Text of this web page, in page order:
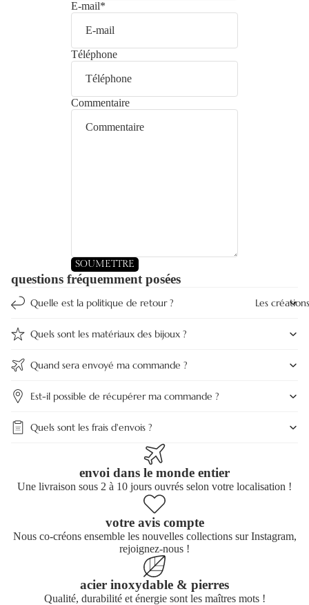
Les
E-mail*
Téléphone
Commentaire
SOUMETTRE
questions fréquemment posées
Quelle est la politique de retour ?
Quels sont les matériaux des bijoux ?
Quand sera envoyé ma commande ?
Est-il possible de récupérer ma commande ?
Quels sont les frais d'envois ?
envoi dans le monde entier
Une livraison sous 2 à 10 jours ouvrés selon votre localisation !
votre avis compte
Nous co-créons ensemble les nouvelles collections sur Instagram,
rejoignez-nous !
acier inoxydable & pierres
Qualité, durabilité et énergie sont les maîtres mots !